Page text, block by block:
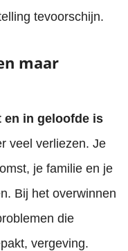
tevoorschijn.
maar
en in geloofde is
veel verliezen. Je
je familie en je
Bij het overwinnen
die
vergeving.